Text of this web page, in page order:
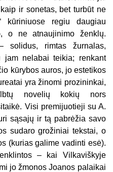
ir sonetas, bet turbūt ne
kūriniuose regiu daugiau
o ne atnaujinimo ženklų.
solidus, rimtas žurnalas,
jam nelabai teikia; renkant
kūrybos auros, jo estetikos
yra žinomi prozininkai,
novelių kokių nors
Visi premijuotieji su A.
sąsajų ir tą pabrėžia savo
sudaro grožiniai tekstai, o
(kurias galime vadinti esė).
– kai Vilkaviškyje
jo žmonos Joanos palaikai